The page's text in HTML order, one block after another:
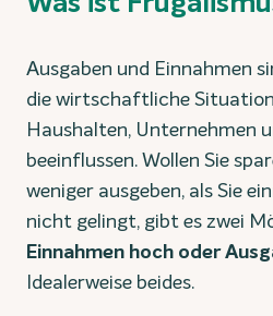
Ausgaben und Einnahmen
die wirtschaftliche
Haushalten, Unternehmen
beeinflussen. Wollen Sie
weniger ausgeben, als Sie
nicht gelingt, gibt es zwei
Einnahmen hoch oder
Idealerweise beides.